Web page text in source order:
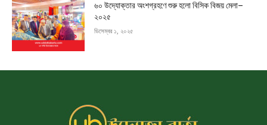
৬০ উদ্যোক্তার অংশগ্রহণে শুরু হলো বিসিক বিজয় মেলা–
২০২৫
ডিসেম্বর ১, ২০২৫